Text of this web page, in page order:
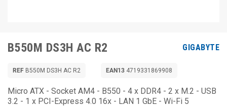
B550M DS3H AC R2 GIGABYTE
REF B550M DS3H AC R2 EAN13 4719331869908
Micro ATX - Socket AM4 - B550 - 4 x DDR4 - 2 x M.2 - USB
3.2 - 1 x PCI-Express 4.0 16x - LAN 1 GbE - Wi-Fi 5